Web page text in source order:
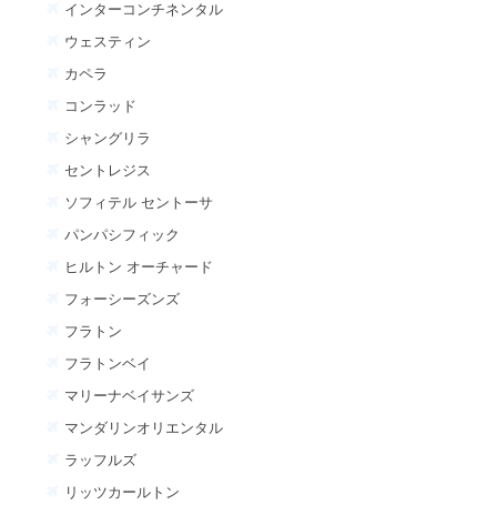
インターコンチネンタル
ウェスティン
カペラ
コンラッド
シャングリラ
セントレジス
ソフィテル セントーサ
パンパシフィック
ヒルトン オーチャード
フォーシーズンズ
フラトン
フラトンベイ
マリーナベイサンズ
マンダリンオリエンタル
ラッフルズ
リッツカールトン